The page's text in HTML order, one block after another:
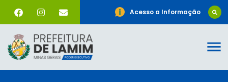
Acesso a Informação